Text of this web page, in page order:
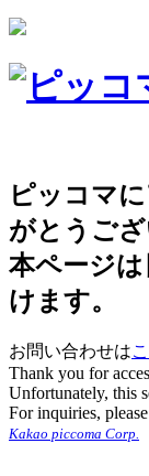
ピッコマ
がとうござ
本ページ
けます。
お問い合わせは
Thank you for
Unfortunately, this
For inquiries, please
Kakao piccoma Corp.